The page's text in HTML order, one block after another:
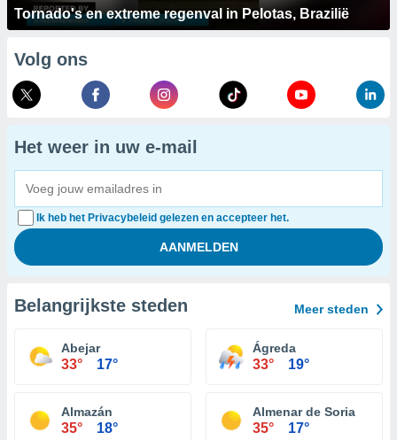
Tornado's en extreme regenval in Pelotas, Brazilië
Volg ons
Het weer in uw e-mail
Ik heb het Privacybeleid gelezen en accepteer het.
Belangrijkste steden Meer steden
Abejar
33° 17°
Ágreda
33° 19°
Almazán
35° 18°
Almenar de Soria
35° 17°